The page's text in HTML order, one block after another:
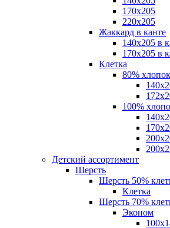
170х205
220х205
Жаккард в канте
140х205 в
170х205 в
Клетка
80% хлопок
100%
Детский ассортимент
Шерсть
Шерсть 50%
Клетка
Шерсть 70%
Эконом